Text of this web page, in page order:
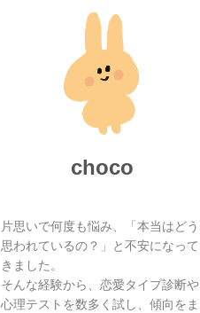
choco
片思いで何度も悩み、「本当はどう
思われているの？」と不安になって
きました。
そんな経験から、恋愛タイプ診断や
心理テストを数多く試し、傾向をま